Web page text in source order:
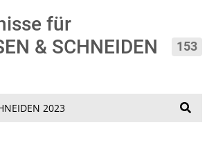
für
& SCHNEIDEN
153